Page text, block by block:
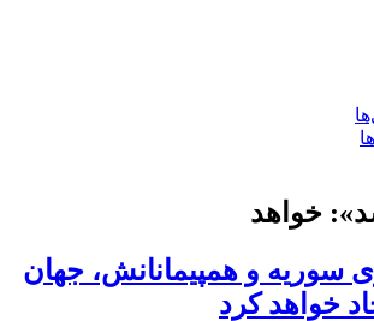
خواهد
سوریه و همپیمانانش، جهان
خواهد کرد